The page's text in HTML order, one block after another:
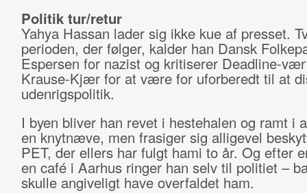
Politik tur/retur
Yahya Hassan lader sig ikke kue af presset.
perioden, der følger, kalder han Dansk
Espersen for nazist og kritiserer Deadline-
Krause-Kjær for at være for uforberedt til at
udenrigspolitik.
I byen bliver han revet i hestehalen og ramt i
en knytnæve, men frasiger sig alligevel
PET, der ellers har fulgt hami to år. Og efter
en café i Aarhus ringer han selv til politiet –
skulle angiveligt have overfaldet ham.